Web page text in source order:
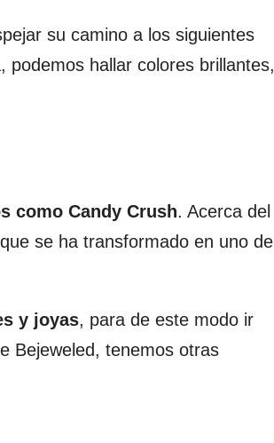
su camino a los siguientes
hallar colores brillantes,
como Candy Crush. Acerca del
se ha transformado en uno de
y joyas, para de este modo ir
Bejeweled, tenemos otras